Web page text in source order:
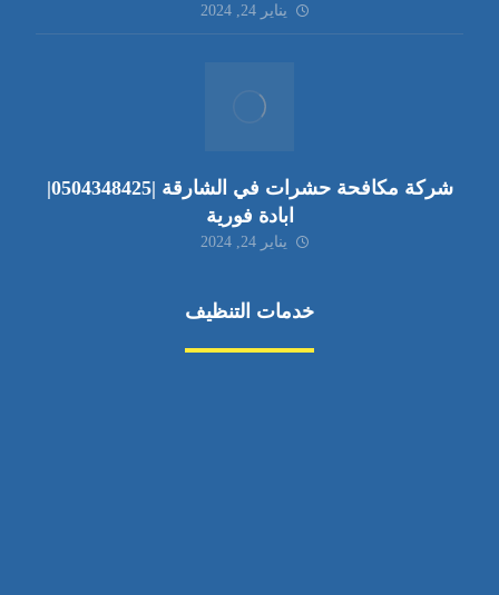
يناير 24, 2024
شركة مكافحة حشرات في الشارقة |0504348425|
ابادة فورية
يناير 24, 2024
خدمات التنظيف